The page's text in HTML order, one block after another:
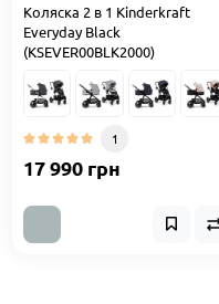
Коляска 2 в 1 Kinderkraft
Everyday Black
(KSEVER00BLK2000)
1
17 990 грн